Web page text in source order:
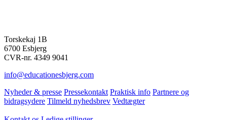
Torskekaj 1B
6700 Esbjerg
CVR-nr. 4349 9041
info@educationesbjerg.com
Nyheder & presse Pressekontakt Praktisk info Partnere og
bidragsydere Tilmeld nyhedsbrev Vedtægter